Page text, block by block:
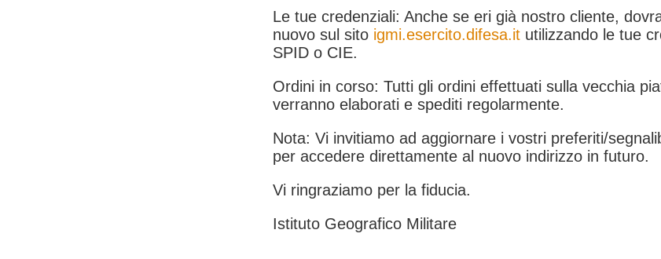
Le tue credenziali: Anche se eri già nostro cliente,
nuovo sul sito igmi.esercito.difesa.it utilizzando le tue
SPID o CIE.
Ordini in corso: Tutti gli ordini effettuati sulla vecchia
verranno elaborati e spediti regolarmente.
Nota: Vi invitiamo ad aggiornare i vostri preferiti/
per accedere direttamente al nuovo indirizzo in futuro.
Vi ringraziamo per la fiducia.
Istituto Geografico Militare